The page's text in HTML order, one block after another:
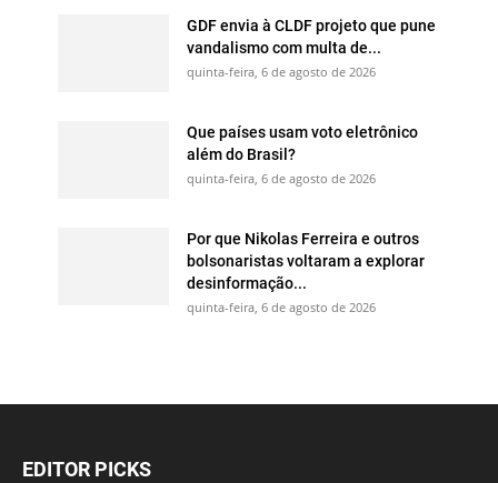
GDF envia à CLDF projeto que pune
vandalismo com multa de...
quinta-feira, 6 de agosto de 2026
Que países usam voto eletrônico
além do Brasil?
quinta-feira, 6 de agosto de 2026
Por que Nikolas Ferreira e outros
bolsonaristas voltaram a explorar
desinformação...
quinta-feira, 6 de agosto de 2026
EDITOR PICKS